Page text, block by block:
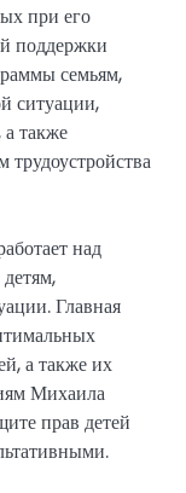
при его
поддержки
семьям,
ситуации,
также
трудоустройства
над
Главная
а также их
Михаила
прав детей